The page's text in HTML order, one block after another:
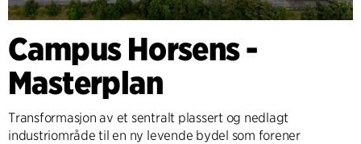
Campus Horsens -
Masterplan
Transformasjon av et sentralt plassert og nedlagt
industriområde til en ny levende bydel som forener